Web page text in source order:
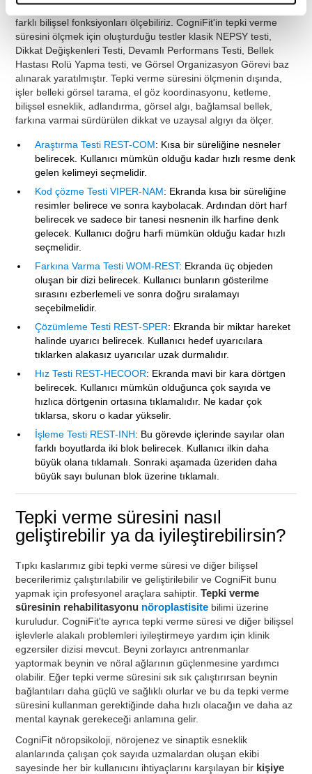
Tam nöropsikolojik değerlendirmeile tepki verme süresi dahil
farklı bilişsel fonksiyonları ölçebiliriz. CogniFit'in tepki verme
süresini ölçmek için oluşturduğu testler klasik NEPSY testi,
Dikkat Değişkenleri Testi, Devamlı Performans Testi, Bellek
Hastası Rolü Yapma testi, ve Görsel Organizasyon Görevi baz
alınarak yaratılmıştır. Tepki verme süresini ölçmenin dışında,
işler belleki görsel tarama, el göz koordinasyonu, ketleme,
bilişsel esneklik, adlandırma, görsel algı, bağlamsal bellek,
farkına varmai sürdürülen dikkat ve uzaysal algıyı da ölçer.
Araştırma Testi REST-COM: Kısa bir süreliğine nesneler
belirecek. Kullanıcı mümkün olduğu kadar hızlı resme denk
gelen kelimeyi seçmelidir.
Kod çözme Testi VIPER-NAM: Ekranda kısa bir süreliğine
resimler belirece ve sonra kaybolacak. Ardından dört harf
belirecek ve sadece bir tanesi nesnenin ilk harfine denk
gelecek. Kullanıcı doğru harfi mümkün olduğu kadar hızlı
seçmelidir.
Farkına Varma Testi WOM-REST: Ekranda üç objeden
oluşan bir dizi belirecek. Kullanıcı bunların gösterilme
sırasını ezberlemeli ve sonra doğru sıralamayı
seçebilmelidir.
Çözümleme Testi REST-SPER: Ekranda bir miktar hareket
halinde uyarıcı belirecek. Kullanıcı hedef uyarıcılara
tıklarken alakasız uyarıcılar uzak durmalıdır.
Hız Testi REST-HECOOR: Ekranda mavi bir kara dörtgen
belirecek. Kullanıcı mümkün olduğunca çok sayıda ve
hızlıca dörtgenin ortasına tıklamalıdır. Ne kadar çok
tıklarsa, skoru o kadar yükselir.
İşleme Testi REST-INH: Bu görevde içlerinde sayılar olan
farklı boyutlarda iki blok belirecek. Kullanıcı ilkin daha
büyük olana tıklamalı. Sonraki aşamada üzeriden daha
büyük sayı bulunan blok üzerine tıklamalı.
Tepki verme süresini nasıl
geliştirebilir ya da iyileştirebilirsin?
Tıpkı kaslarımız gibi tepki verme süresi ve diğer bilişsel
becerilerimiz çalıştırılabilir ve geliştirilebilir ve CogniFit bunu
yapmak için profesyonel araçlara sahiptir.Tepki verme
süresinin rehabilitasyonu nöroplastisite bilimi üzerine
kuruludur. CogniFit'te ayrıca tepki verme süresi ve diğer bilişsel
işlevlerle alakalı problemleri iyileştirmeye yardım için klinik
egzersiler dizisi mevcut. Beyni zorlayıcı antrenmanlar
yaptormak beynin ve nöral ağlarının güçlenmesine yardımcı
olabilir. Eğer tepki verme süresini sık sık çalıştırırsan beynin
bağlantıları daha güçlü ve sağlıklı olurlar ve bu da tepki verme
süresini kullanman gerektiğinde daha hızlı olacağın ve daha az
mental kaynak gerekeceği anlamına gelir.
CogniFit nöropsikoloji, nörojenez ve sinaptik esneklik
alanlarında çalışan çok sayıda uzmalardan oluşan ekibi
sayesinde her bir kullanıcını ihtiyaçlarını karşılayan bir kişiye